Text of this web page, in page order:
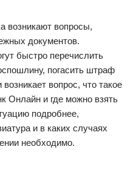
возникают вопросы,
документов.
быстро перечислить
погасить штраф
вопрос, что такое
Онлайн и где можно взять
подробнее,
и в каких случаях
необходимо.